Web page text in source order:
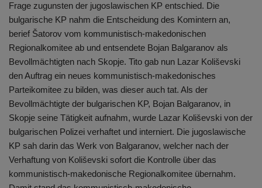
Frage zugunsten der jugoslawischen KP entschied. Die
bulgarische KP nahm die Entscheidung des Komintern an,
berief Šatorov vom kommunistisch-makedonischen
Regionalkomitee ab und entsendete Bojan Balgaranov als
Bevollmächtigten nach Skopje. Tito gab nun Lazar Koliševski
den Auftrag ein neues kommunistisch-makedonisches
Parteikomitee zu bilden, was dieser auch tat. Als der
Bevollmächtigte der bulgarischen KP, Bojan Balgaranov, in
Skopje seine Tätigkeit aufnahm, wurde Lazar Koliševski von der
bulgarischen Polizei verhaftet und interniert. Die jugoslawische
KP sah darin das Werk von Balgaranov, welcher nach der
Verhaftung von Koliševski sofort die Kontrolle über das
kommunistisch-makedonische Regionalkomitee übernahm.